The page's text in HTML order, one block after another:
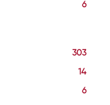
6
303
14
6